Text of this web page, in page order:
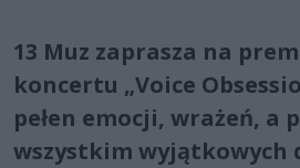
13 Muz zaprasza na
koncertu „Voice
pełen emocji, wrażeń, a
wszystkim wyjątkowych